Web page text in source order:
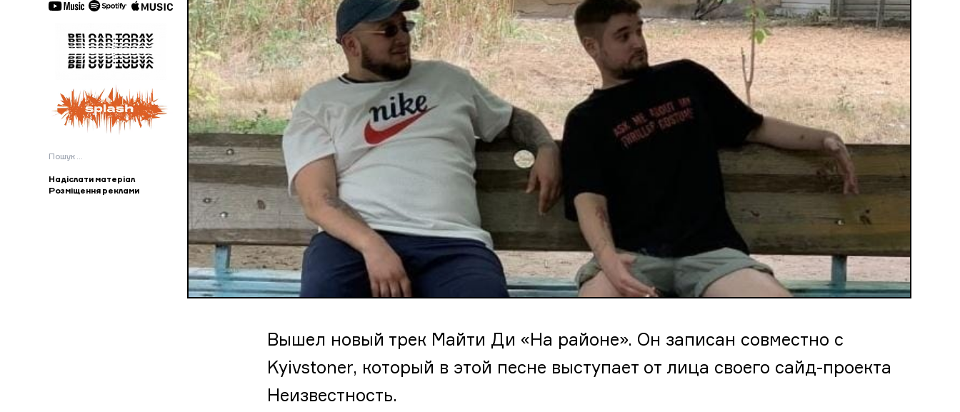
Пошук:
Надіслати матеріал
Розміщення реклами
Вышел новый трек Майти Ди «На районе». Он записан совместно с
Kyivstoner, который в этой песне выступает от лица своего сайд-проекта
Неизвестность.